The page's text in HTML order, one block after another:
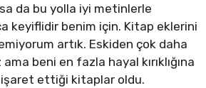
da bu yolla iyi metinlerle
keyiflidir benim için. Kitap eklerini
artık. Eskiden çok daha
beni en fazla hayal kırıklığına
işaret ettiği kitaplar oldu.